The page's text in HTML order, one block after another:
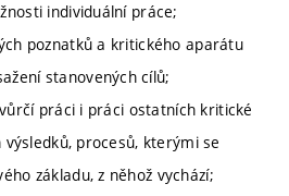
individuální práce;
poznatků a kritického aparátu
stanovených cílů;
práci i práci ostatních kritické
procesů, kterými se
základu, z něhož vychází;